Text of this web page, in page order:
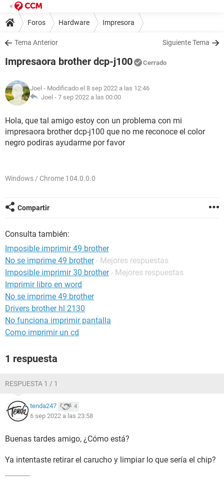
Foros Hardware Impresora
Tema Anterior Siguiente Tema
Impresaora brother dcp-j100 Cerrado
Joel - Modificado el 8 sep 2022 a las 12:46
Joel - 7 sep 2022 a las 00:00
Hola, que tal amigo estoy con un problema con mi
impresaora brother dcp-j100 que no me reconoce el color
negro podiras ayudarme por favor
Windows / Chrome 104.0.0.0
Compartir
Consulta también:
Imposible imprimir 49 brother
No se imprime 49 brother - Mejores respuestas
Imposible imprimir 30 brother - Mejores respuestas
Imprimir libro en word
No se imprime 49 brother
Drivers brother hl 2130
No funciona imprimir pantalla
Como imprimir un cd
1 respuesta
RESPUESTA 1 / 1
tenda247 4
6 sep 2022 a las 23:58
Buenas tardes amigo, ¿Cómo está?
Ya intentaste retirar el carucho y limpiar lo que sería el chip?